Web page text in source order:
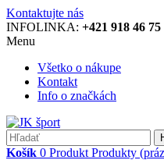
Kontaktujte nás
INFOLINKA: +421 918 46
Menu
Všetko o nákupe
Kontakt
Info o značkách
Košík 0 Produkt Produkty